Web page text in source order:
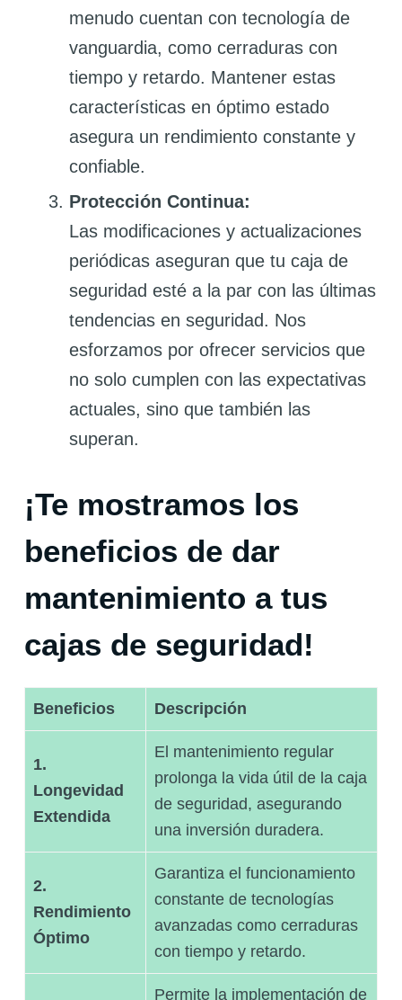
menudo cuentan con tecnología de
vanguardia, como cerraduras con
tiempo y retardo. Mantener estas
características en óptimo estado
asegura un rendimiento constante y
confiable.
Protección Continua:
Las modificaciones y actualizaciones
periódicas aseguran que tu caja de
seguridad esté a la par con las últimas
tendencias en seguridad. Nos
esforzamos por ofrecer servicios que
no solo cumplen con las expectativas
actuales, sino que también las
superan.
¡Te mostramos los
beneficios de dar
mantenimiento a tus
cajas de seguridad!
Beneficios Descripción
1.
Longevidad
Extendida
El mantenimiento regular
prolonga la vida útil de la caja
de seguridad, asegurando
una inversión duradera.
2.
Rendimiento
Óptimo
Garantiza el funcionamiento
constante de tecnologías
avanzadas como cerraduras
con tiempo y retardo.
Permite la implementación de